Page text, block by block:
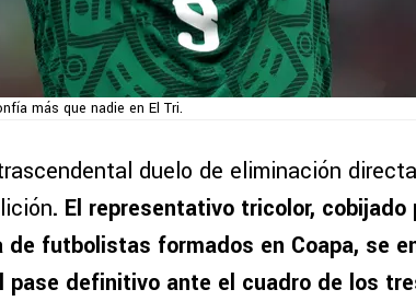
más que nadie en El Tri.
duelo de eliminación
. El representativo tricolor, cobijado
futbolistas formados en Coapa, se
definitivo ante el cuadro de los